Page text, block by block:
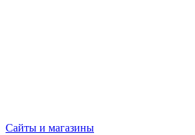
Сайты и магазины